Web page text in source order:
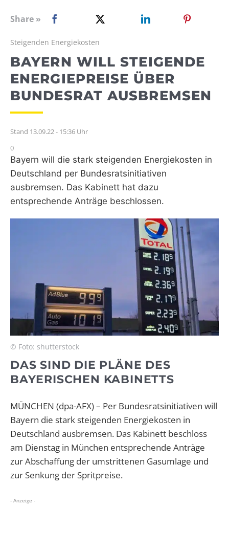
WEBRADIO
Share »
Steigenden Energiekosten
BAYERN WILL STEIGENDE
ENERGIEPREISE ÜBER
BUNDESRAT AUSBREMSEN
Stand 13.09.22 - 15:36 Uhr
0
Bayern will die stark steigenden Energiekosten in
Deutschland per Bundesratsinitiativen
ausbremsen. Das Kabinett hat dazu
entsprechende Anträge beschlossen.
© Foto: shutterstock
DAS SIND DIE PLÄNE DES
BAYERISCHEN KABINETTS
MÜNCHEN (dpa-AFX) – Per Bundesratsinitiativen will
Bayern die stark steigenden Energiekosten in
Deutschland ausbremsen. Das Kabinett beschloss
am Dienstag in München entsprechende Anträge
zur Abschaffung der umstrittenen Gasumlage und
zur Senkung der Spritpreise.
- Anzeige -